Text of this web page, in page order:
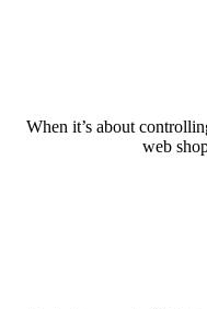
When it’s about
web